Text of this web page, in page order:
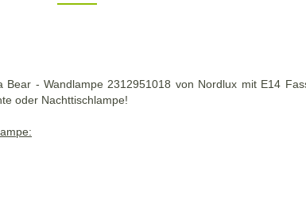
Bear - Wandlampe 2312951018 von Nordlux mit E14
oder Nachttischlampe!